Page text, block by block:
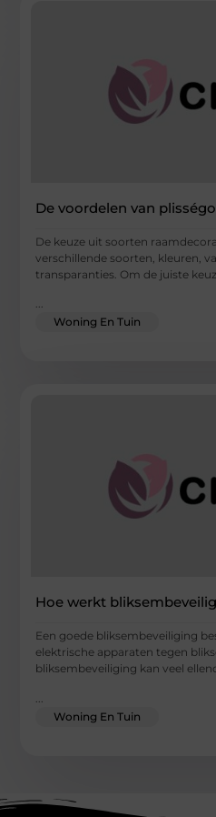
De voordelen van
De keuze uit soorten
verschillende soorten, kleuren,
transparanties. Om de juiste
...
Woning En Tuin
Hoe werkt
Een goede bliksembeveiliging
elektrische apparaten tegen
bliksembeveiliging kan veel
Woning En Tuin